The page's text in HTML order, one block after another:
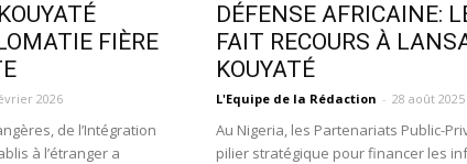
FIÈRE
2026
de l’Intégration
à l’étranger a
DÉFENSE AFRICAINE:
FAIT RECOURS À
KOUYATÉ
L'Equipe de la Rédaction - 28 août 2025
Au Nigeria, les Partenariats Public-
pilier stratégique pour financer les